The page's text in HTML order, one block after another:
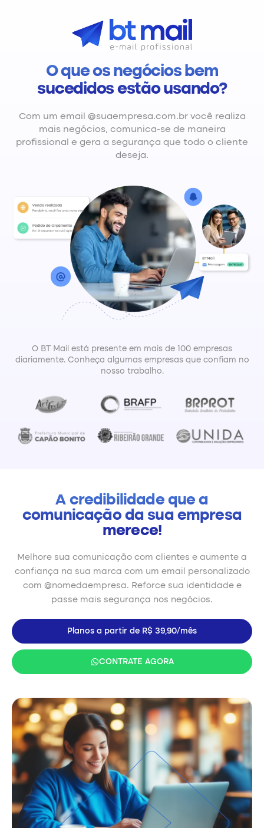
O que os negócios bem
sucedidos estão usando?
Com um email @suaempresa.com.br você realiza
mais negócios, comunica-se de maneira
profissional e gera a segurança que todo o cliente
deseja.
O BT Mail está presente em mais de 100 empresas
diariamente. Conheça algumas empresas que confiam no
nosso trabalho.
A credibilidade que a
comunicação da sua empresa
merece!
Melhore sua comunicação com clientes e aumente a
confiança na sua marca com um email personalizado
com @nomedaempresa. Reforce sua identidade e
passe mais segurança nos negócios.
Planos a partir de R$ 39,90/mês
CONTRATE AGORA